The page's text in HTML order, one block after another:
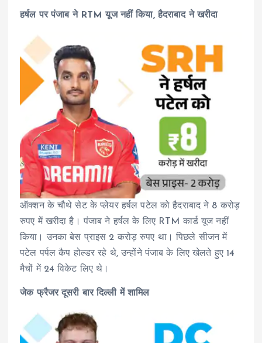
हर्षल पर पंजाब ने RTM यूज नहीं किया, हैदराबाद ने खरीदा
ऑक्शन के चौथे सेट के प्लेयर हर्षल पटेल को हैदराबाद ने 8 करोड़
रुपए में खरीदा है। पंजाब ने हर्षल के लिए RTM कार्ड यूज नहीं
किया। उनका बेस प्राइस 2 करोड़ रुपए था। पिछले सीजन में
पटेल पर्पल कैप होल्डर रहे थे, उन्होंने पंजाब के लिए खेलते हुए 14
मैचों में 24 विकेट लिए थे।
जेक फ्रैजर दूसरी बार दिल्ली में शामिल